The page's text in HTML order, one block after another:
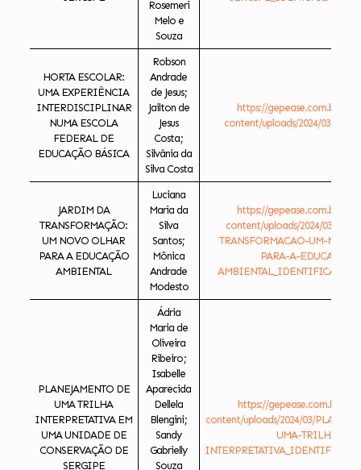
Rosemeri
Melo e
Souza
HORTA ESCOLAR:
UMA EXPERIÊNCIA
INTERDISCIPLINAR
NUMA ESCOLA
FEDERAL DE
EDUCAÇÃO BÁSICA
Robson
Andrade
de Jesus;
Jailton de
Jesus
Costa;
Silvânia da
Silva Costa
https://gepease.com.br/
content/uploads/2024/03/
JARDIM DA
TRANSFORMAÇÃO:
UM NOVO OLHAR
PARA A EDUCAÇÃO
AMBIENTAL
Luciana
Maria da
Silva
Santos;
Mônica
Andrade
Modesto
https://gepease.com.br/
content/uploads/2024/03/
TRANSFORMACAO-UM-
PARA-A-EDUCACAO-
PLANEJAMENTO DE
UMA TRILHA
INTERPRETATIVA EM
UMA UNIDADE DE
CONSERVAÇÃO DE
SERGIPE
Ádria
Maria de
Oliveira
Ribeiro;
Isabelle
Aparecida
Dellela
Blengini;
Sandy
Gabrielly
Souza
https://gepease.com.br/
content/uploads/2024/03/
UMA-TRILHA-